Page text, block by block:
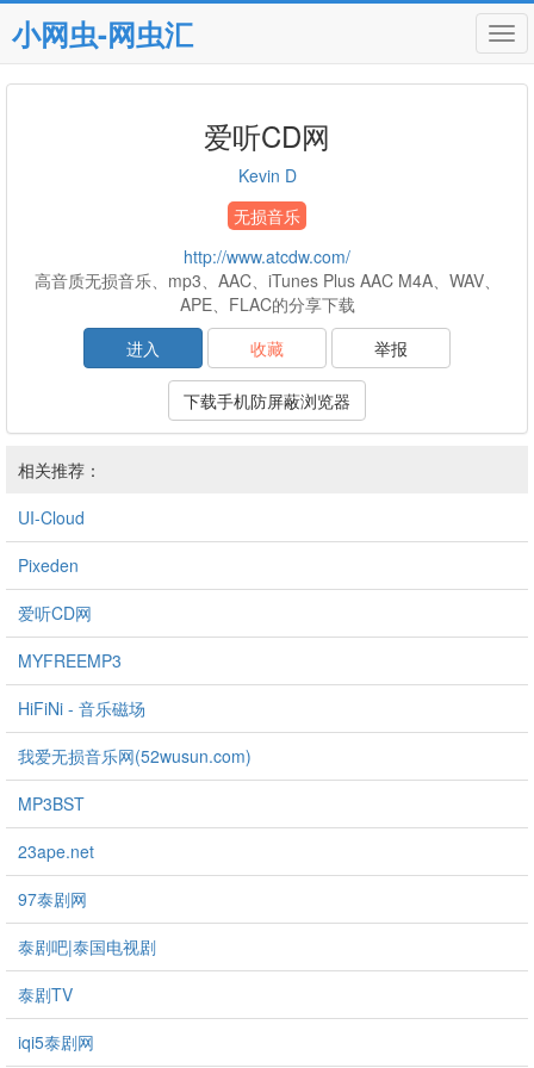
小网虫-网虫汇
爱听CD网
Kevin D
无损音乐
http://www.atcdw.com/
高音质无损音乐、mp3、AAC、iTunes Plus AAC M4A、WAV、
APE、FLAC的分享下载
进入
收藏 举报
下载手机防屏蔽浏览器
相关推荐：
UI-Cloud
Pixeden
爱听CD网
MYFREEMP3
HiFiNi - 音乐磁场
我爱无损音乐网(52wusun.com)
MP3BST
23ape.net
97泰剧网
泰剧吧|泰国电视剧
泰剧TV
iqi5泰剧网